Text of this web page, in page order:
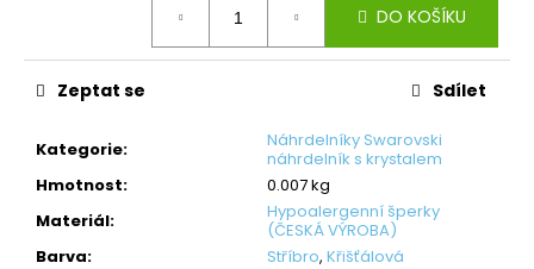
DO KOŠÍKU
Kategorie:
Náhrdelníky Swarovski
náhrdelník s krystalem
Hmotnost:
0.007 kg
Materiál:
Hypoalergenní šperky
(ČESKÁ VÝROBA)
Barva: Stříbro, Křišťálová
Zeptat se Sdílet